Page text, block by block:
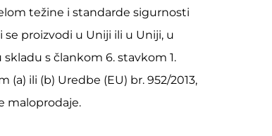
težine i standarde sigurnosti
proizvodi u Uniji ili u Uniji, u
s člankom 6. stavkom 1.
ili (b) Uredbe (EU) br. 952/2013,
maloprodaje.